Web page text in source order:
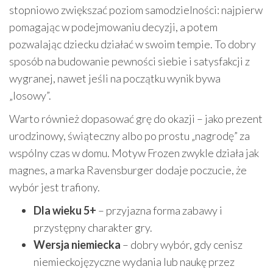
stopniowo zwiększać poziom samodzielności: najpierw
pomagając w podejmowaniu decyzji, a potem
pozwalając dziecku działać w swoim tempie. To dobry
sposób na budowanie pewności siebie i satysfakcji z
wygranej, nawet jeśli na początku wynik bywa
„losowy”.
Warto również dopasować grę do okazji – jako prezent
urodzinowy, świąteczny albo po prostu „nagrodę” za
wspólny czas w domu. Motyw Frozen zwykle działa jak
magnes, a marka Ravensburger dodaje poczucie, że
wybór jest trafiony.
Dla wieku 5+ – przyjazna forma zabawy i
przystępny charakter gry.
Wersja niemiecka – dobry wybór, gdy cenisz
niemieckojęzyczne wydania lub naukę przez